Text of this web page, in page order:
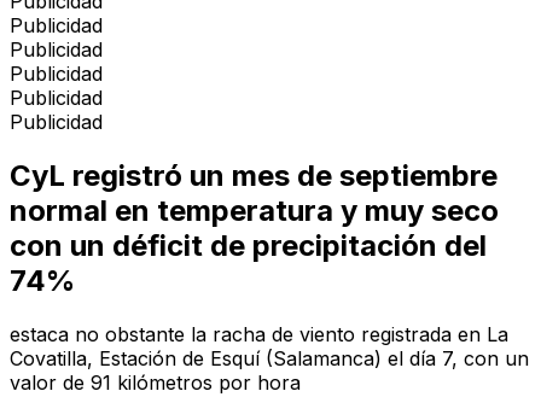
Publicidad
Publicidad
Publicidad
Publicidad
Publicidad
CyL registró un mes de septiembre
normal en temperatura y muy seco
con un déficit de precipitación del
74%
estaca no obstante la racha de viento registrada en La
Covatilla, Estación de Esquí (Salamanca) el día 7, con un
valor de 91 kilómetros por hora